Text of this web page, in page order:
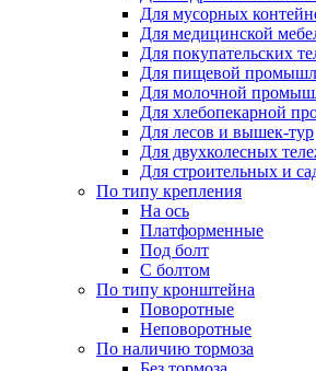
Для мусорных
Для медицинской
Для покупательских
Для пищевой
Для молочной
Для хлебопекарной
Для лесов и вышек-тур
Для двухколесных
Для строительных и
По типу крепления
На ось
Платформенные
Под болт
С болтом
По типу кронштейна
Поворотные
Неповоротные
По наличию тормоза